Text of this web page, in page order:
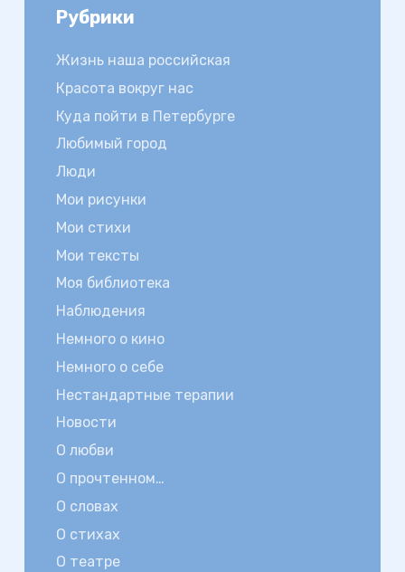
Рубрики
Жизнь наша российская
Красота вокруг нас
Куда пойти в Петербурге
Любимый город
Люди
Мои рисунки
Мои стихи
Мои тексты
Моя библиотека
Наблюдения
Немного о кино
Немного о себе
Нестандартные терапии
Новости
О любви
О прочтенном…
О словах
О стихах
О театре